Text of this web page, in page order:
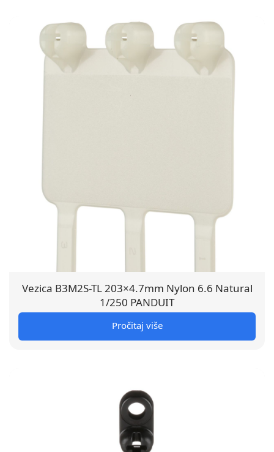
Vezica B3M2S-TL 203×4.7mm Nylon 6.6 Natural
1/250 PANDUIT
Pročitaj više